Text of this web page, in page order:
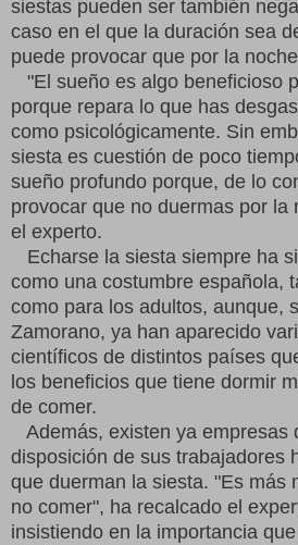
siestas pueden ser también
caso en el que la duración sea
puede provocar que por la
"El sueño es algo beneficioso
porque repara lo que has
como psicológicamente. Sin
siesta es cuestión de poco
sueño profundo porque, de lo
provocar que no duermas por la
el experto.
Echarse la siesta siempre ha
como una costumbre española,
como para los adultos, aunque,
Zamorano, ya han aparecido
científicos de distintos países
los beneficios que tiene dormir
de comer.
Además, existen ya empresas
disposición de sus trabajadores
que duerman la siesta. "Es más
no comer", ha recalcado el
insistiendo en la importancia